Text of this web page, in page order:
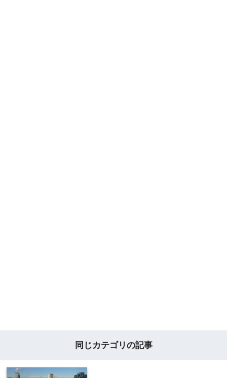
同じカテゴリの記事